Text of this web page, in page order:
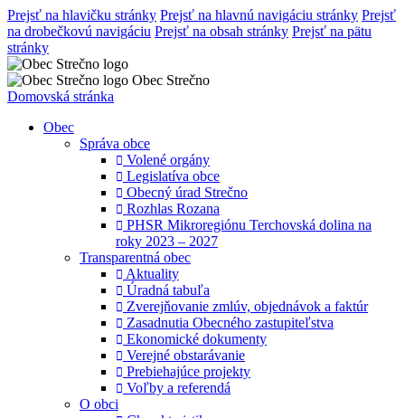
Prejsť na hlavičku stránky Prejsť na hlavnú navigáciu stránky Prejsť
na drobečkovú navigáciu Prejsť na obsah stránky Prejsť na pätu
stránky
Obec Strečno
Domovská stránka
Obec
Správa obce
Volené orgány
Legislatíva obce
Obecný úrad Strečno
Rozhlas Rozana
PHSR Mikroregiónu Terchovská dolina na
roky 2023 – 2027
Transparentná obec
Aktuality
Úradná tabuľa
Zverejňovanie zmlúv, objednávok a faktúr
Zasadnutia Obecného zastupiteľstva
Ekonomické dokumenty
Verejné obstarávanie
Prebiehajúce projekty
Voľby a referendá
O obci